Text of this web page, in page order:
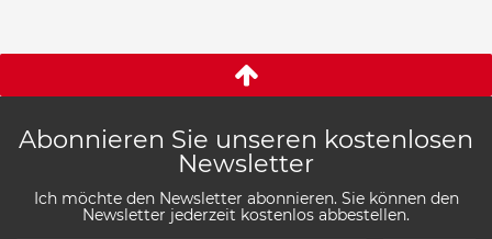
Abonnieren Sie unseren kostenlosen
Newsletter
Ich möchte den Newsletter abonnieren. Sie können den
Newsletter jederzeit kostenlos abbestellen.